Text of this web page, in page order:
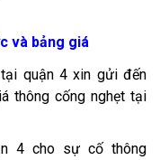
và bảng giá
quận 4 xin gửi đến
thông cống nghẹt tại
4 cho sự cố thông